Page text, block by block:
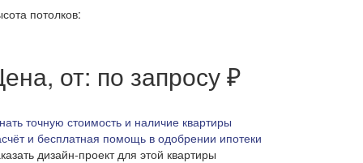
потолков:
от: по запросу ₽
точную стоимость и наличие квартиры
и бесплатная помощь в одобрении ипотеки
дизайн-проект для этой квартиры